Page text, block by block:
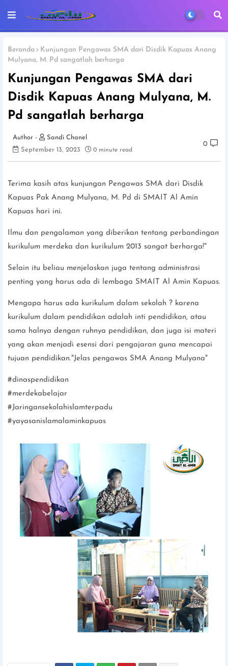
Beranda
Kunjungan Pengawas SMA dari Disdik Kapuas Anang
Mulyana, M. Pd sangatlah berharga
Kunjungan Pengawas SMA dari
Disdik Kapuas Anang Mulyana, M.
Pd sangatlah berharga
Sandi Chanel
September 13, 2023
0 minute read
0
Terima kasih atas kunjungan Pengawas SMA dari Disdik
Kapuas Pak Anang Mulyana, M. Pd di SMAIT Al Amin
Kapuas hari ini.
Ilmu dan pengalaman yang diberikan tentang perbandingan
kurikulum merdeka dan kurikulum 2013 sangat berharga!"
Selain itu beliau menjelaskan juga tentang administrasi
penting yang harus ada di lembaga SMAIT Al Amin Kapuas.
Mengapa harus ada kurikulum dalam sekolah ? karena
kurikulum dalam pendidikan adalah inti pendidikan, atau
sama halnya dengan ruhnya pendidikan, dan juga isi materi
yang akan menjadi esensi dari pengajaran guna mencapai
tujuan pendidikan."Jelas pengawas SMA Anang Mulyana"
#dinaspendidikan
#merdekabelajar
#Jaringansekolahislamterpadu
#yayasanislamalaminkapuas